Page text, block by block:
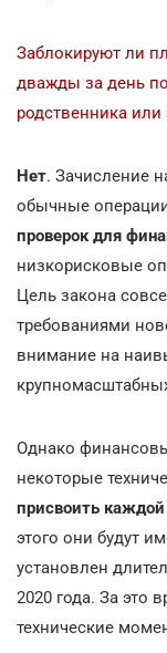
Заблокируют ли
дважды за день
родственника или
Нет. Зачисление
обычные
проверок для
низкорисковые
Цель закона
требованиями
внимание на
Однако
некоторые
присвоить
этого они будут
установлен
2020 года. За это
технические